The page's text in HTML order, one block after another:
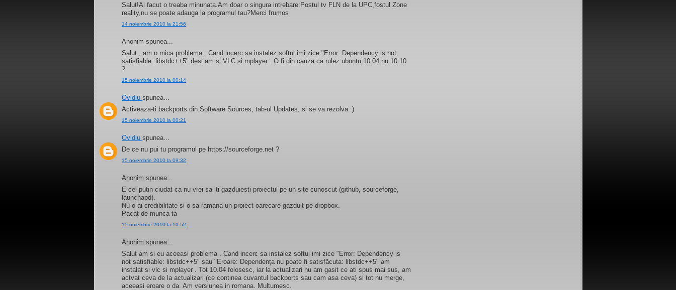
Salut!Ai facut o treaba minunata.Am doar o singura intrebare:Postul tv FLN de la UPC,fostul Zone
reality,nu se poate adauga la programul tau?Merci frumos
14 noiembrie 2010 la 21:56
Anonim spunea...
Salut , am o mica problema . Cand incerc sa instalez softul imi zice "Error: Dependency is not
satisfiable: libstdc++5" desi am si VLC si mplayer . O fi din cauza ca rulez ubuntu 10.04 nu 10.10
?
15 noiembrie 2010 la 00:14
Ovidiuspunea...
Activeaza-ti backports din Software Sources, tab-ul Updates, si se va rezolva :)
15 noiembrie 2010 la 00:21
Ovidiuspunea...
De ce nu pui tu programul pe https://sourceforge.net ?
15 noiembrie 2010 la 09:32
Anonim spunea...
E cel putin ciudat ca nu vrei sa iti gazduiesti proiectul pe un site cunoscut (github, sourceforge,
launchapd).
Nu o ai credibilitate si o sa ramana un proiect oarecare gazduit pe dropbox.
Pacat de munca ta
15 noiembrie 2010 la 10:52
Anonim spunea...
Salut am si eu aceeasi problema . Cand incerc sa instalez softul imi zice "Error: Dependency is
not satisfiable: libstdc++5" sau "Eroare: Dependenţa nu poate fi satisfăcuta: libstdc++5" am
instalat si vlc si mplayer . Tot 10.04 folosesc, iar la actualizari nu am gasit ce ati spus mai sus, am
actvat ceva de la actualizari (ce continea cuvantul backports sau cam asa ceva) si tot nu merge,
aceeasi eroare o da. Am versiunea in romana. Multumesc.